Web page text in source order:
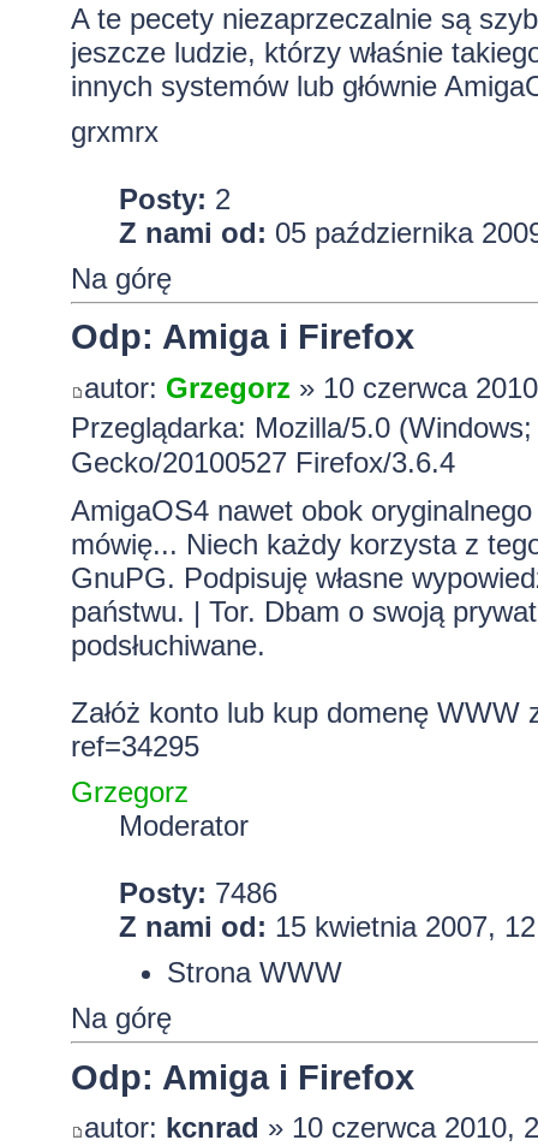
A te pecety niezaprzeczalnie są
jeszcze ludzie, którzy właśnie
innych systemów lub głównie
grxmrx
Posty: 2
Z nami od: 05 października
Na górę
Odp: Amiga i Firefox
autor: Grzegorz» 10 czerwca
Przeglądarka: Mozilla/5.0
Gecko/20100527 Firefox/3.6.4
AmigaOS4 nawet obok
mówię... Niech każdy korzysta z
GnuPG. Podpisuję własne
państwu. | Tor. Dbam o swoją
podsłuchiwane.
Załóż konto lub kup domenę
ref=34295
Grzegorz
Moderator
Posty: 7486
Z nami od: 15 kwietnia 2007,
Strona WWW
Na górę
Odp: Amiga i Firefox
autor: kcnrad » 10 czerwca 2010,